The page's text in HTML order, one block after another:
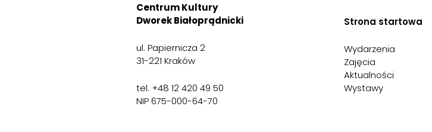
Centrum Kultury
Dworek Białoprądnicki
ul. Papiernicza 2
31-221 Kraków
tel. +48 12 420 49 50
NIP 675-000-64-70
Strona startowa
Wydarzenia
Zajęcia
Aktualności
Wystawy